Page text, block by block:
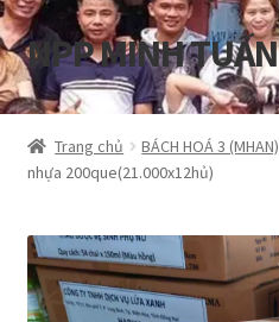
Đi
đến
Điều
hướng
Chuyển
đến
nội
dung
NPP MINH TUẤN
Tổng quan
Blog
Cart
Hướng dẫn
Trang chủ BÁCH HOÁ 3 (MHAN)
nhựa 200que(21.000x12hủ)